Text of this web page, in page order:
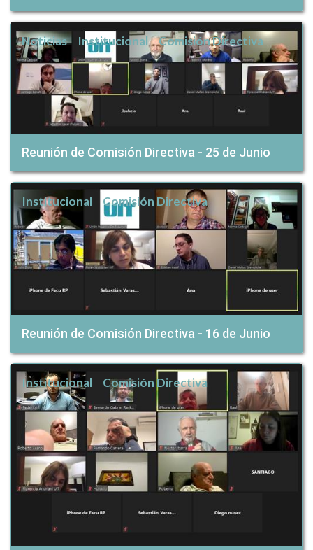
Noticias Institucional Comisión Directiva
Reunión de Comisión Directiva - 25 de Junio
Institucional Comisión Directiva
Reunión de Comisión Directiva - 16 de Junio
Institucional Comisión Directiva